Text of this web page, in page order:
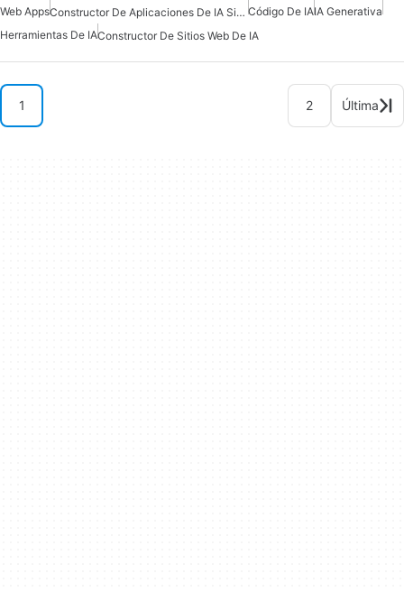
Web Apps Constructor De Aplicaciones De IA Sin Código Código De IAIA Generativa
Herramientas De IAConstructor De Sitios Web De IA
1 2 Última